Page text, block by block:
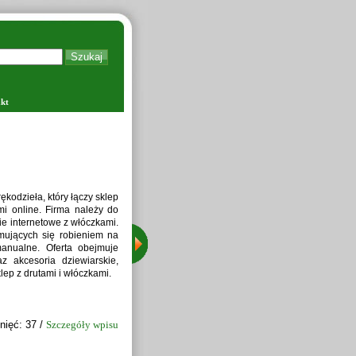
który łączy sklep
online. Firma należy do
internetowe z włóczkami.
się robieniem na
Oferta obejmuje
akcesoria dziewiarskie,
z drutami i włóczkami.
37 / Szczegóły wpisu